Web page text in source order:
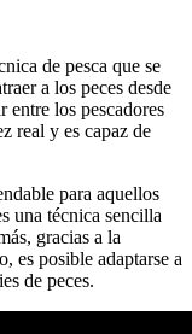
de pesca que se
a los peces desde
entre los pescadores
real y es capaz de
para aquellos
una técnica sencilla
gracias a la
es posible adaptarse a
de peces.